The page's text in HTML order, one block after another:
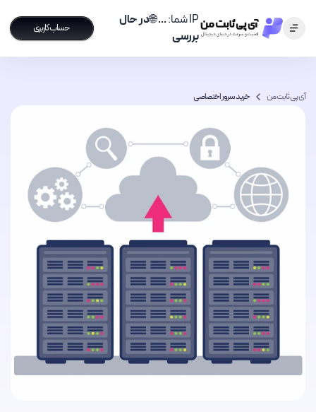
IP شما: ...
🌐در حال
بررسی
حساب کاربری
آی پی ثابت من خرید سرور اختصاصی